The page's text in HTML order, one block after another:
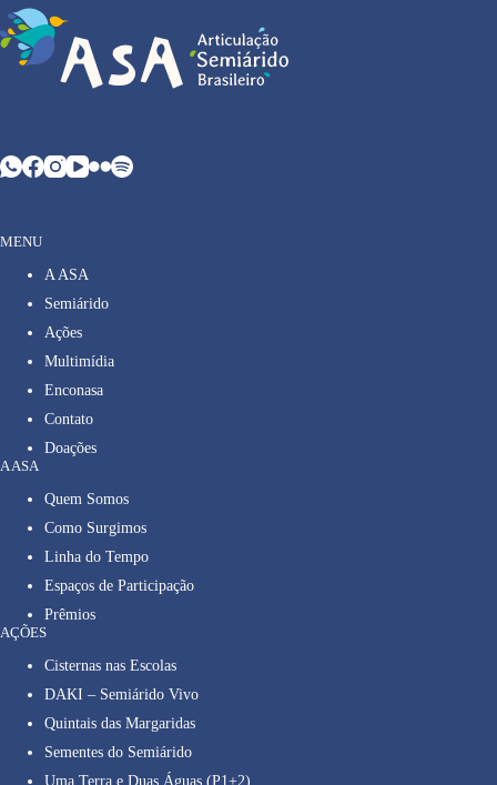
MENU
A ASA
Semiárido
Ações
Multimídia
Enconasa
Contato
Doações
A ASA
Quem Somos
Como Surgimos
Linha do Tempo
Espaços de Participação
Prêmios
AÇÕES
Cisternas nas Escolas
DAKI – Semiárido Vivo
Quintais das Margaridas
Sementes do Semiárido
Uma Terra e Duas Águas (P1+2)